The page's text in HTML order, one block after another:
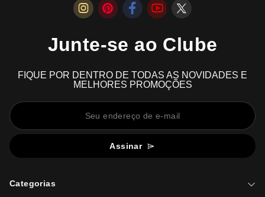
Junte-se ao Clube
FIQUE POR DENTRO DE TODAS AS NOVIDADES E
MELHORES PROMOÇÕES
Assinar
Categorias